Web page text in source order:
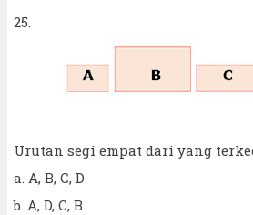
25.
Urutan segi empat dari yang
a. A, B, C, D
b. A, D, C, B